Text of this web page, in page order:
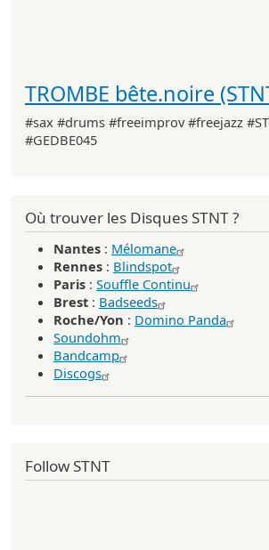
TROMBE bête.noire
#sax #drums #freeimprov #freejazz
#GEDBE045
Où trouver les Disques STNT ?
Nantes : Mélomane
Rennes : Blindspot
Paris : Souffle Continu
Brest : Badseeds
Roche/Yon : Domino Panda
Soundohm
Bandcamp
Discogs
Follow STNT